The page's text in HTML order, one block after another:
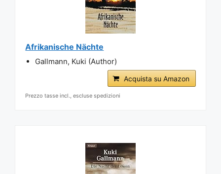
Afrikanische Nächte
Gallmann, Kuki (Author)
Acquista su Amazon
Prezzo tasse incl., escluse spedizioni